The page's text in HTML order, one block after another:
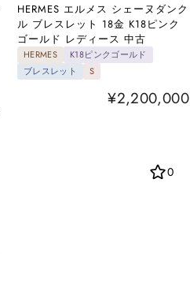
HERMES エルメス シェーヌダンク
ル ブレスレット 18金 K18ピンク
ゴールド レディース 中古
HERMES
K18ピンクゴールド
ブレスレット
S
¥2,200,000
0